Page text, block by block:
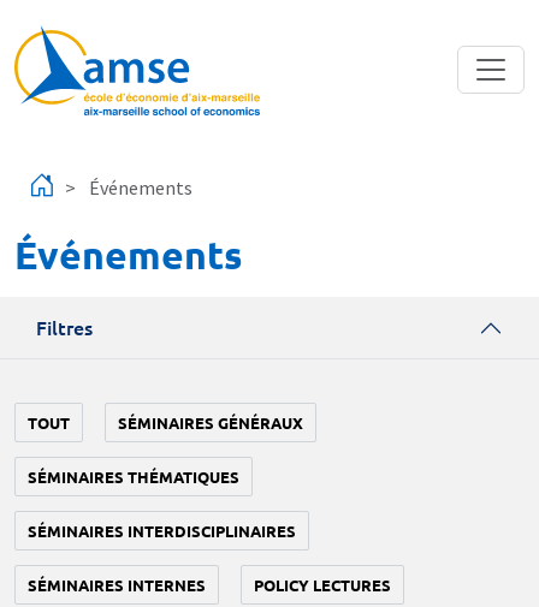
Événements
Événements
Filtres
TOUT SÉMINAIRES GÉNÉRAUX
SÉMINAIRES THÉMATIQUES
SÉMINAIRES INTERDISCIPLINAIRES
SÉMINAIRES INTERNES POLICY LECTURES